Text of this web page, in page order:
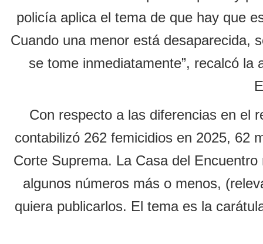
policía aplica el tema de que hay que
Cuando una menor está desaparecida,
se tome inmediatamente”, recalcó
Con respecto a las diferencias en el
contabilizó 262 femicidios en 2025, 62
Corte Suprema. La Casa del
algunos números más o menos,
quiera publicarlos. El tema es la